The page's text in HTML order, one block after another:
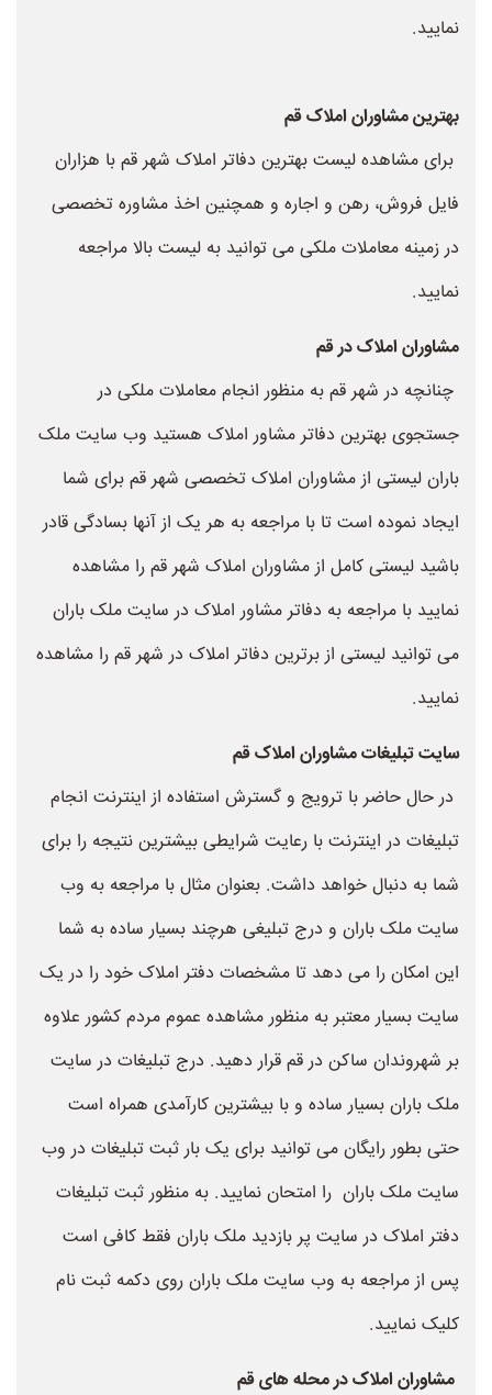
نمایید.
بهترین مشاوران املاک قم
برای مشاهده لیست بهترین دفاتر املاک شهر قم با هزاران
فایل فروش، رهن و اجاره و همچنین اخذ مشاوره تخصصی
در زمینه معاملات ملکی می توانید به لیست بالا مراجعه
نمایید.
مشاوران املاک در قم
چنانچه در شهر قم به منظور انجام معاملات ملکی در
جستجوی بهترین دفاتر مشاور املاک هستید وب سایت ملک
باران لیستی از مشاوران املاک تخصصی شهر قم برای شما
ایجاد نموده است تا با مراجعه به هر یک از آنها بسادگی قادر
باشید لیستی کامل از مشاوران املاک شهر قم را مشاهده
نمایید با مراجعه به دفاتر مشاور املاک در سایت ملک باران
می توانید لیستی از برترین دفاتر املاک در شهر قم را مشاهده
نمایید.
سایت تبلیغات مشاوران املاک قم
در حال حاضر با ترویج و گسترش استفاده از اینترنت انجام
تبلیغات در اینترنت با رعایت شرایطی بیشترین نتیجه را برای
شما به دنبال خواهد داشت. بعنوان مثال با مراجعه به وب
سایت ملک باران و درج تبلیغی هرچند بسیار ساده به شما
این امکان را می دهد تا مشخصات دفتر املاک خود را در یک
سایت بسیار معتبر به منظور مشاهده عموم مردم کشور علاوه
بر شهروندان ساکن در قم قرار دهید. درج تبلیغات در سایت
ملک باران بسیار ساده و با بیشترین کارآمدی همراه است
حتی بطور رایگان می توانید برای یک بار ثبت تبلیغات در وب
سایت ملک باران را امتحان نمایید. به منظور ثبت تبلیغات
دفتر املاک در سایت پر بازدید ملک باران فقط کافی است
پس از مراجعه به وب سایت ملک باران روی دکمه ثبت نام
کلیک نمایید.
مشاوران املاک در محله های قم